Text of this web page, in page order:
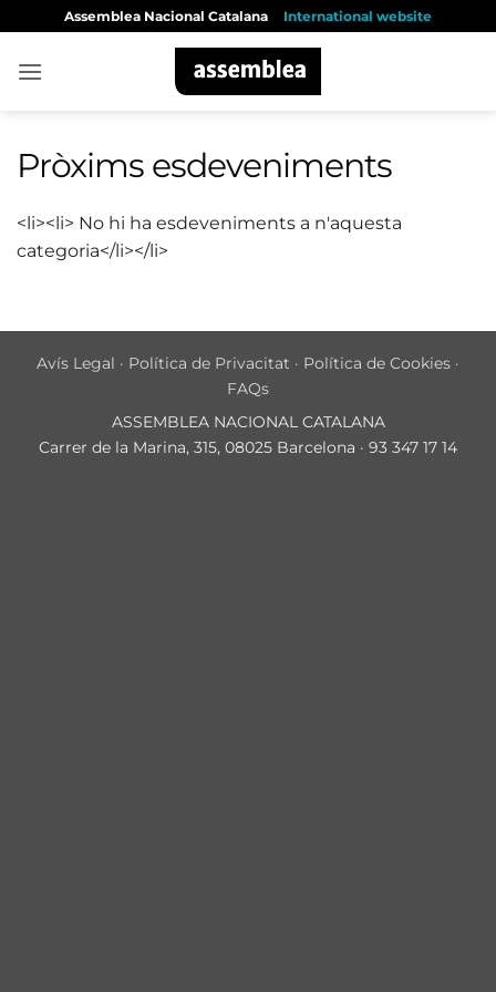
content
Assemblea Nacional Catalana International website
Pròxims esdeveniments
<li><li> No hi ha esdeveniments a n'aquesta
categoria</li></li>
Avís Legal · Política de Privacitat · Política de Cookies ·
FAQs
ASSEMBLEA NACIONAL CATALANA
Carrer de la Marina, 315, 08025 Barcelona · 93 347 17 14